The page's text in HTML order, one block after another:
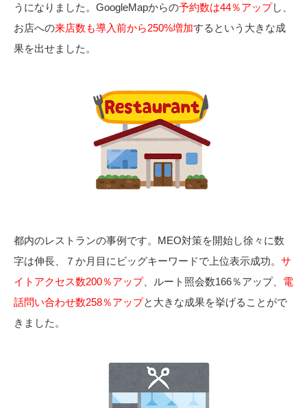
うになりました。GoogleMapからの予約数は44％アップし、
お店への来店数も導入前から250%増加するという大きな成
果を出せました。
都内のレストランの事例です。MEO対策を開始し徐々に数
字は伸長、７か月目にビッグキーワードで上位表示成功。 サ
イトアクセス数200％アップ、ルート照会数166％アップ、 電
話問い合わせ数258％アップと大きな成果を挙げることがで
きました。